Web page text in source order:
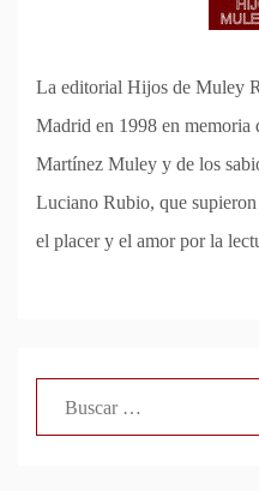
La editorial Hijos de Muley
Madrid en 1998 en memoria
Martínez Muley y de los
Luciano Rubio, que supieron
el placer y el amor por la